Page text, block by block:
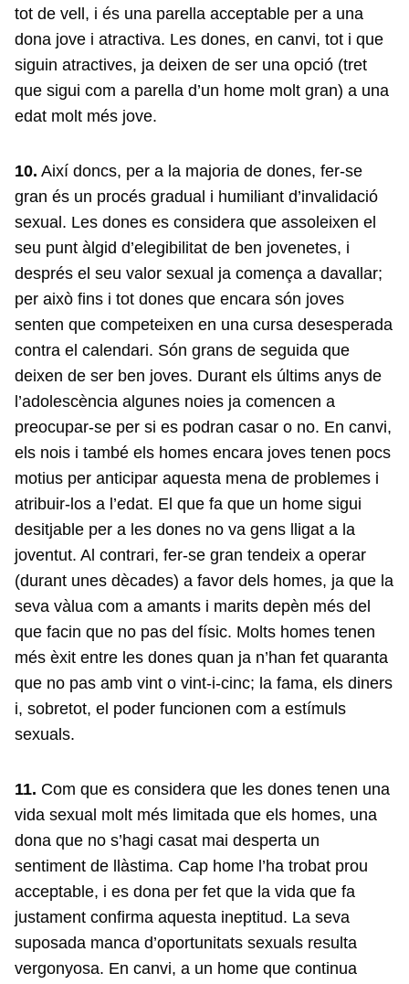
tot de vell, i és una parella acceptable per a una
dona jove i atractiva. Les dones, en canvi, tot i que
siguin atractives, ja deixen de ser una opció (tret
que sigui com a parella d’un home molt gran) a una
edat molt més jove.
10. Així doncs, per a la majoria de dones, fer-se
gran és un procés gradual i humiliant d’invalidació
sexual. Les dones es considera que assoleixen el
seu punt àlgid d’elegibilitat de ben jovenetes, i
després el seu valor sexual ja comença a davallar;
per això fins i tot dones que encara són joves
senten que competeixen en una cursa desesperada
contra el calendari. Són grans de seguida que
deixen de ser ben joves. Durant els últims anys de
l’adolescència algunes noies ja comencen a
preocupar-se per si es podran casar o no. En canvi,
els nois i també els homes encara joves tenen pocs
motius per anticipar aquesta mena de problemes i
atribuir-los a l’edat. El que fa que un home sigui
desitjable per a les dones no va gens lligat a la
joventut. Al contrari, fer-se gran tendeix a operar
(durant unes dècades) a favor dels homes, ja que la
seva vàlua com a amants i marits depèn més del
que facin que no pas del físic. Molts homes tenen
més èxit entre les dones quan ja n’han fet quaranta
que no pas amb vint o vint-i-cinc; la fama, els diners
i, sobretot, el poder funcionen com a estímuls
sexuals.
11. Com que es considera que les dones tenen una
vida sexual molt més limitada que els homes, una
dona que no s’hagi casat mai desperta un
sentiment de llàstima. Cap home l’ha trobat prou
acceptable, i es dona per fet que la vida que fa
justament confirma aquesta ineptitud. La seva
suposada manca d’oportunitats sexuals resulta
vergonyosa. En canvi, a un home que continua